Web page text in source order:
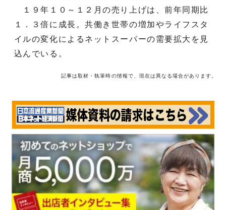
１９年１０～１２月の売り上げは、前年同期比
１．３倍に成長。共働き世帯の増加やライフスタ
イルの変化によるネットスーパーの需要拡大を見
込んでいる。
記事は取材・執筆時の情報で、現在は異なる場合があります。